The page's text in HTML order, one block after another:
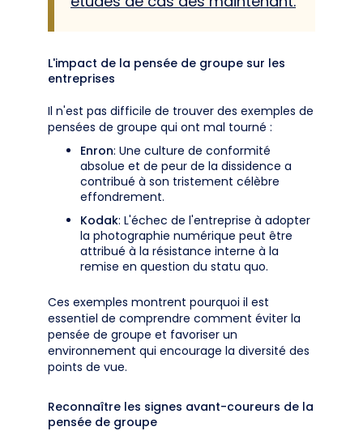
L'impact de la pensée de groupe sur les
entreprises
Il n'est pas difficile de trouver des exemples de
pensées de groupe qui ont mal tourné :
Enron: Une culture de conformité
absolue et de peur de la dissidence a
contribué à son tristement célèbre
effondrement.
Kodak: L'échec de l'entreprise à adopter
la photographie numérique peut être
attribué à la résistance interne à la
remise en question du statu quo.
Ces exemples montrent pourquoi il est
essentiel de comprendre comment éviter la
pensée de groupe et favoriser un
environnement qui encourage la diversité des
points de vue.
Reconnaître les signes avant-coureurs de la
pensée de groupe